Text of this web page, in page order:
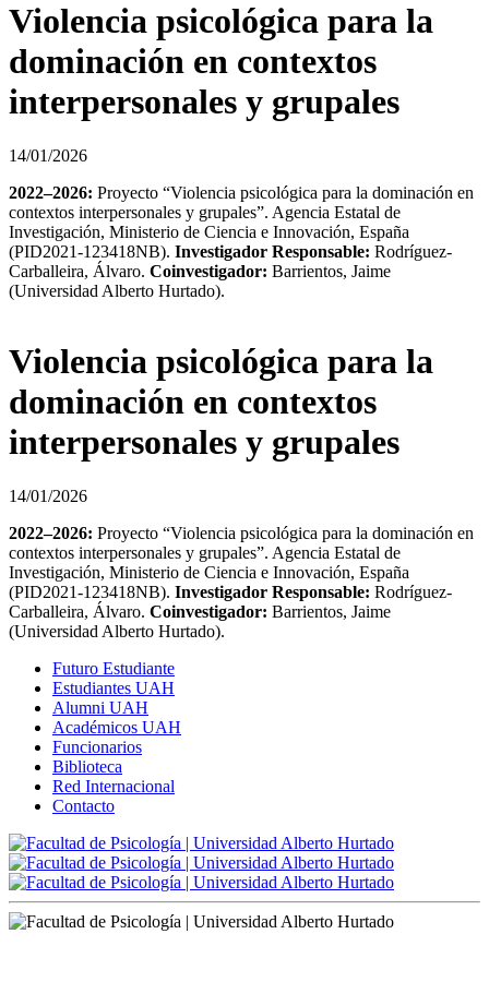
Violencia psicológica para la
dominación en contextos
interpersonales y grupales
14/01/2026
2022–2026: Proyecto “Violencia psicológica para la dominación en
contextos interpersonales y grupales”. Agencia Estatal de
Investigación, Ministerio de Ciencia e Innovación, España
(PID2021-123418NB). Investigador Responsable: Rodríguez-
Carballeira, Álvaro. Coinvestigador: Barrientos, Jaime
(Universidad Alberto Hurtado).
Violencia psicológica para la
dominación en contextos
interpersonales y grupales
14/01/2026
2022–2026: Proyecto “Violencia psicológica para la dominación en
contextos interpersonales y grupales”. Agencia Estatal de
Investigación, Ministerio de Ciencia e Innovación, España
(PID2021-123418NB). Investigador Responsable: Rodríguez-
Carballeira, Álvaro. Coinvestigador: Barrientos, Jaime
(Universidad Alberto Hurtado).
Futuro Estudiante
Estudiantes UAH
Alumni UAH
Académicos UAH
Funcionarios
Biblioteca
Red Internacional
Contacto